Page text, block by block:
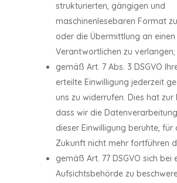
strukturierten, gängigen und
maschinenlesebaren Format
oder die Übermittlung an
Verantwortlichen zu verlangen;
gemäß Art. 7 Abs. 3 DSGVO
erteilte Einwilligung jederzeit
uns zu widerrufen. Dies hat zur
dass wir die
dieser Einwilligung beruhte, für
Zukunft nicht mehr fortführen
gemäß Art. 77 DSGVO sich bei
Aufsichtsbehörde zu